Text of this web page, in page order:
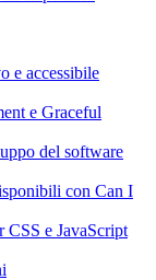
e accessibile
e Graceful
del software
con Can I
CSS e JavaScript